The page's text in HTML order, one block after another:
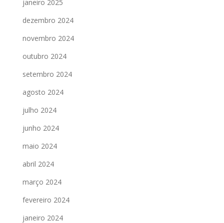
janeiro 2025
dezembro 2024
novembro 2024
outubro 2024
setembro 2024
agosto 2024
julho 2024
junho 2024
maio 2024
abril 2024
março 2024
fevereiro 2024
janeiro 2024